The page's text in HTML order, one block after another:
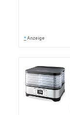
* Anzeige